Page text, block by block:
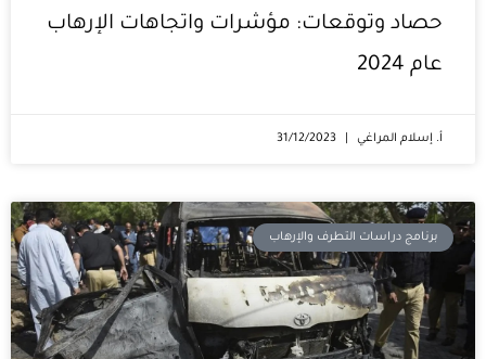
حصاد وتوقعات: مؤشرات واتجاهات الإرهاب
عام 2024
أ. إسلام المراغي
برنامج دراسات التطرف والإرهاب